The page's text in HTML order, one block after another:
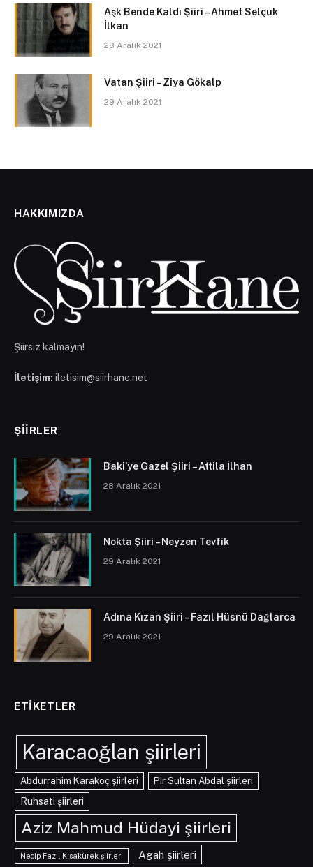
Aşk Bende Kaldı Şiiri – Ahmet Selçuk
İlkan
28 Aralık 2021
Vatan Şiiri – Ziya Gökalp
29 Aralık 2021
HAKKIMIZDA
Şiirsiz kalmayın!
İletişim: iletisim@siirhane.net
ŞIIRLER
Baki’ye Gazel Şiiri – Attila İlhan
28 Aralık 2021
Nokta Şiiri – Neyzen Tevfik
29 Aralık 2021
Adına Kızan Şiiri – Fazıl Hüsnü Dağlarca
29 Aralık 2021
ETIKETLER
Karacaoğlan şiirleri
Abdurrahim Karakoç şiirleri
Pir Sultan Abdal şiirleri
Ruhsati şiirleri
Aziz Mahmud Hüdayi şiirleri
Necip Fazıl Kısakürek şiirleri Agah şiirleri